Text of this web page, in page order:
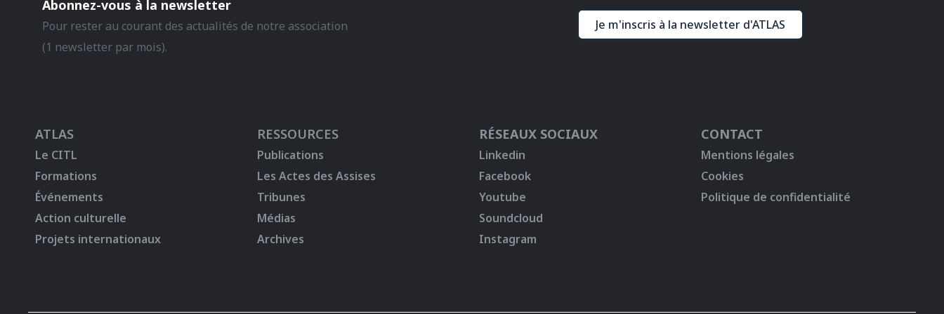
Abonnez-vous à la newsletter
Pour rester au courant des actualités de notre association
(1 newsletter par mois).
Je m'inscris à la newsletter d'ATLAS
ATLAS
Le CITL
Formations
Événements
Action culturelle
Projets internationaux
RESSOURCES
Publications
Les Actes des Assises
Tribunes
Médias
Archives
RÉSEAUX SOCIAUX
Linkedin
Facebook
Youtube
Soundcloud
Instagram
CONTACT
Mentions légales
Cookies
Politique de confidentialité